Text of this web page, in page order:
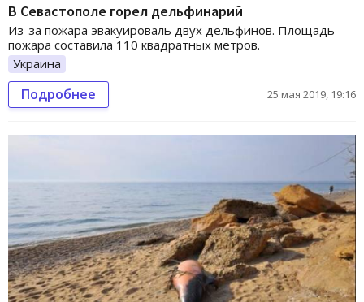
В Севастополе горел дельфинарий
Из-за пожара эвакуироваль двух дельфинов. Площадь
пожара составила 110 квадратных метров.
Украина
Подробнее 25 мая 2019, 19:16